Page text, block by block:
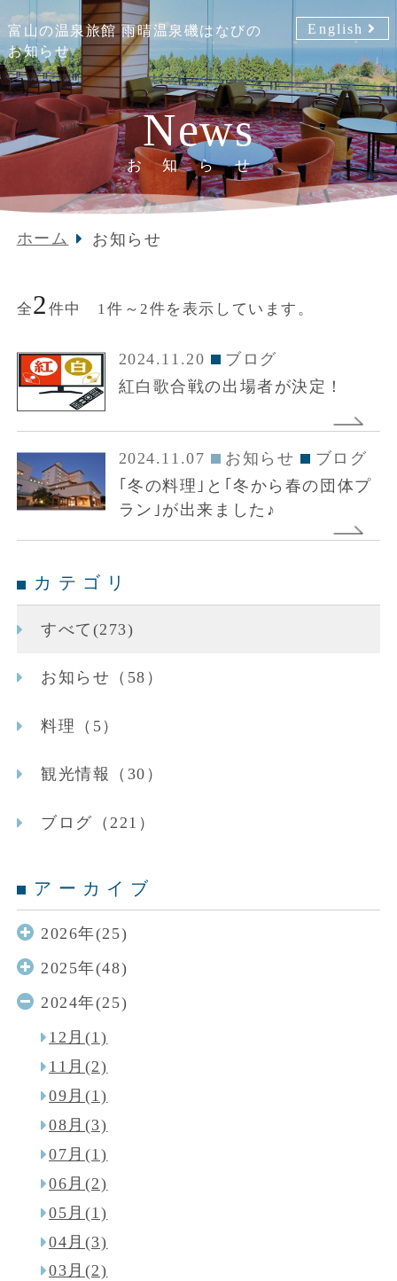
富山の温泉旅館 雨晴温泉磯はなびの
お知らせ
English
News
お知らせ
ホーム お知らせ
全2 件中 1件～2件を表示しています。
2024.11.20
ブログ
紅白歌合戦の出場者が決定！
2024.11.07 お知らせ
ブログ
｢冬の料理｣と｢冬から春の団体プ
ラン｣が出来ました♪
カテゴリ
すべて(273)
お知らせ（58）
料理（5）
観光情報（30）
ブログ（221）
アーカイブ
2026年(25)
2025年(48)
2024年(25)
12月(1)
11月(2)
09月(1)
08月(3)
07月(1)
06月(2)
05月(1)
04月(3)
03月(2)